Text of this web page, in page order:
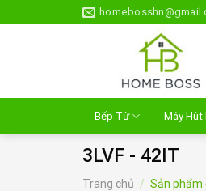
to
Bếp Từ Máy Hút
3LVF - 42IT
Trang chủ / Sản phẩm